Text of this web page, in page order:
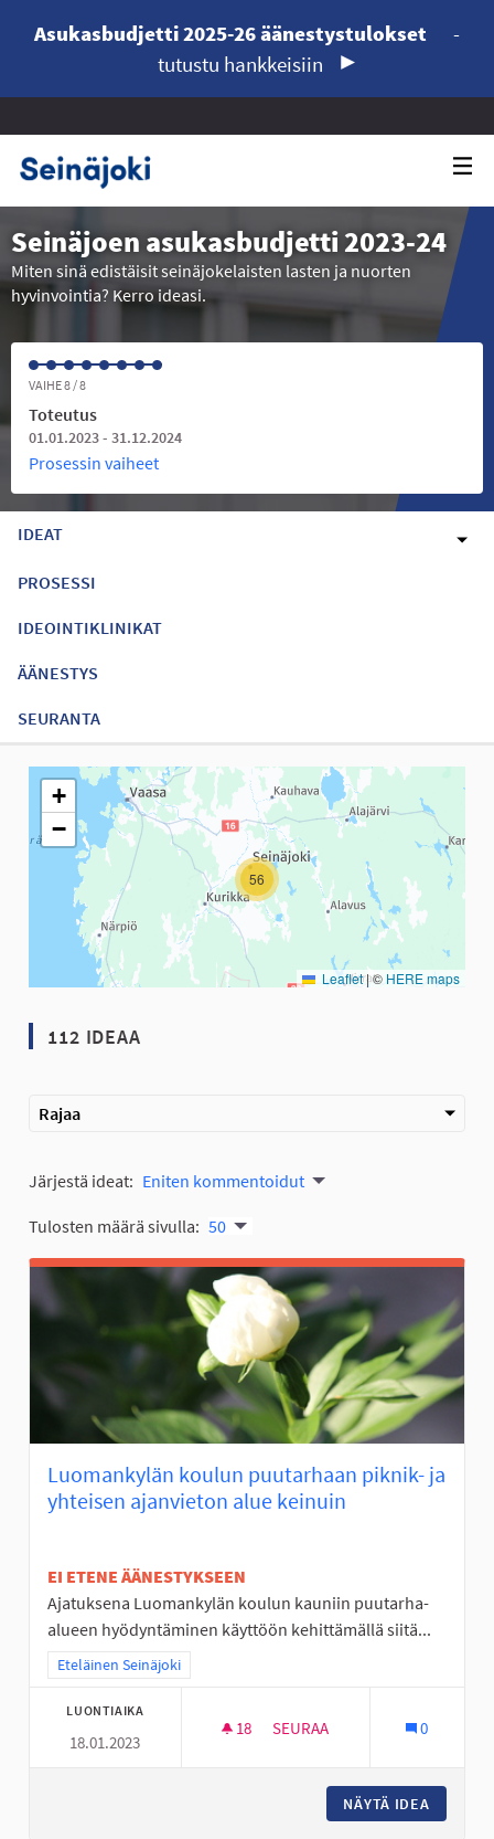
Asukasbudjetti 2025-26 äänestystulokset
-
tutustu hankkeisiin
Seinäjoen asukasbudjetti 2023-24
Miten sinä edistäisit seinäjokelaisten lasten ja nuorten
hyvinvointia? Kerro ideasi.
VAIHE 8 / 8
Toteutus
01.01.2023 - 31.12.2024
Prosessin vaiheet
IDEAT
PROSESSI
IDEOINTIKLINIKAT
ÄÄNESTYS
SEURANTA
Seuraavassa elementissä on kartta, joka esittää tämän
56
+
−
Leaflet |© HERE maps
112 IDEAA
Rajaa
Järjestä ideat: Eniten kommentoidut
Tulosten määrä sivulla: 50
Luomankylän koulun puutarhaan piknik- ja
yhteisen ajanvieton alue keinuin
EI ETENE ÄÄNESTYKSEEN
Ajatuksena Luomankylän koulun kauniin puutarha-
alueen hyödyntäminen käyttöön kehittämällä siitä...
Rajaa tulokset teeman mukaan: Eteläinen Seinäjoki
Eteläinen Seinäjoki
LUONTIAIKA
18.01.2023
18 18 SEURAAJAA
SEURAA 0
NÄYTÄ IDEA